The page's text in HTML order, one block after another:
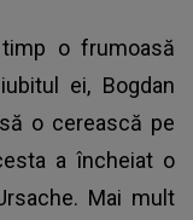
o frumoasă
ei, Bogdan
o cerească pe
a încheiat o
Mai mult